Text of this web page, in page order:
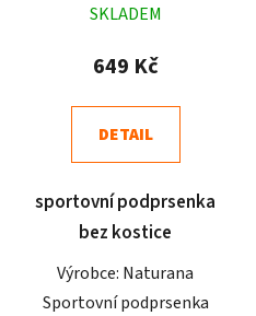
hodnocení
produktu
4,9
z
hvězdiček.
SKLADEM
649 Kč
DETAIL
sportovní podprsenka
bez kostice
Výrobce: Naturana
Sportovní podprsenka